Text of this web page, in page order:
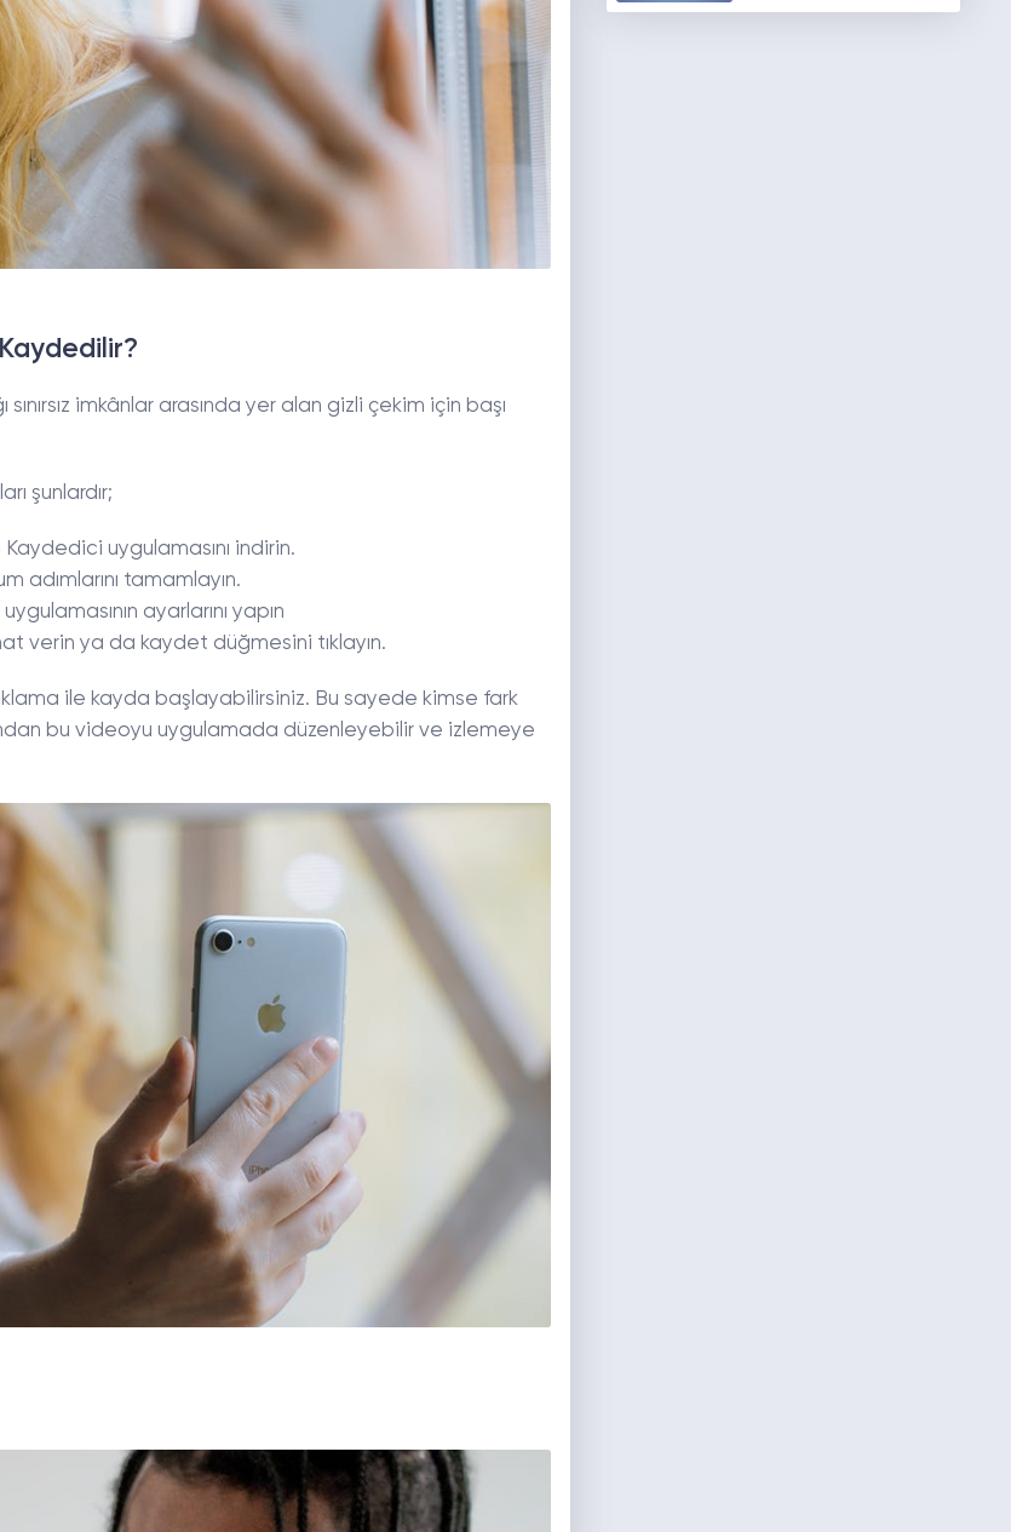
imkânlar arasında yer alan gizli çekim için başı
şunlardır;
uygulamasını indirin.
adımlarını tamamlayın.
ayarlarını yapın
verin ya da kaydet düğmesini tıklayın.
ile kayda başlayabilirsiniz. Bu sayede kimse fark
bu videoyu uygulamada düzenleyebilir ve izlemeye